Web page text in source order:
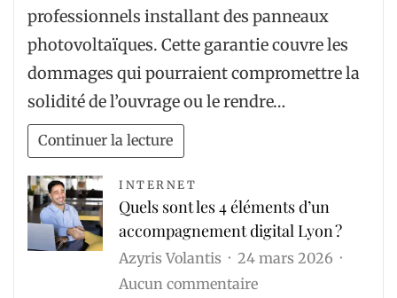
pour
installations
solaires
professionnels installant des panneaux
photovoltaïques. Cette garantie couvre les
dommages qui pourraient compromettre la
solidité de l’ouvrage ou le rendre…
Continuer la lecture
INTERNET
Quels sont les 4 éléments d’un
accompagnement digital Lyon ?
Azyris Volantis
24 mars 2026
Aucun commentairesur